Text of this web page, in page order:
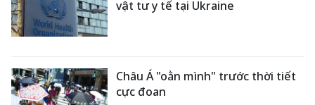
vật tư y tế tại Ukraine
Châu Á "oằn mình" trước thời tiết
cực đoan